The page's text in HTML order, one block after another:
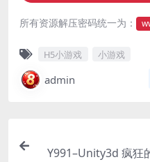
所有资源解压密码统一为：
H5小游戏 小游戏
admin
Y991–Unity3d 疯狂